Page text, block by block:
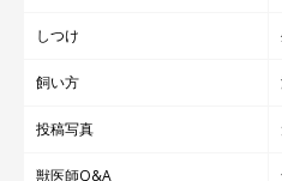
※記事と写真に関連性はありませ
しつけ
飼い方
投稿写真
獣医師Q&A